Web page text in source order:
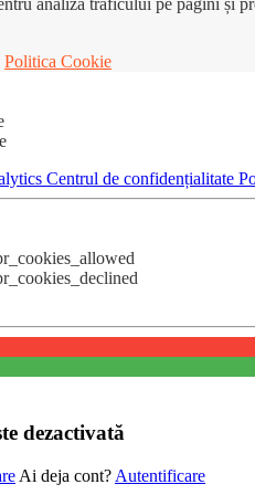
analiza traficului pe pagini și
Politica Cookie
Centrul de confidențialitate
dezactivată
Ai deja cont? Autentificare